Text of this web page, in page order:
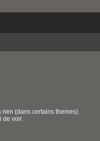
(dans certains themes).
de voir.